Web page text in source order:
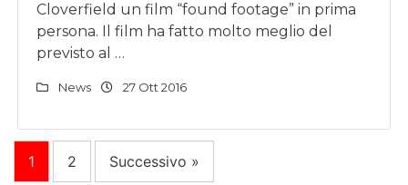
Cloverfield un film “found footage” in prima
persona. Il film ha fatto molto meglio del
previsto al …
News 27 Ott 2016
1 2 Successivo »